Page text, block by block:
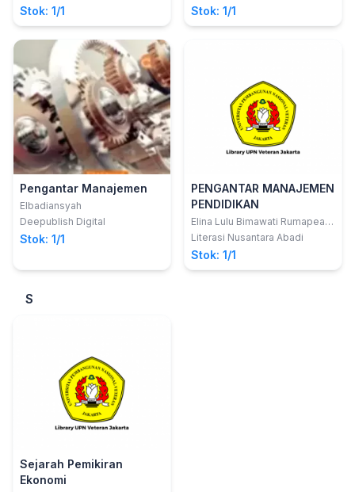
Stok: 1/1 Stok: 1/1
Pengantar Manajemen
Elbadiansyah
Deepublish Digital
Stok: 1/1
PENGANTAR MANAJEMEN
PENDIDIKAN
Elina Lulu Bimawati Rumapea,
S, Pd., M. Pd.; dkk
Literasi Nusantara Abadi
Stok: 1/1
S
Sejarah Pemikiran
Ekonomi